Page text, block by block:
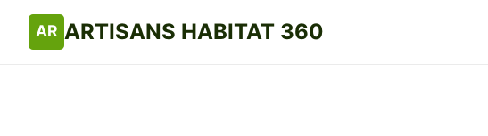
ARTISANS HABITAT 360